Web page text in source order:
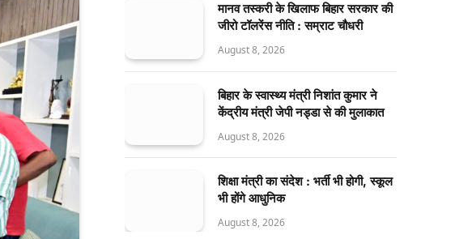
मानव तस्करी के खिलाफ बिहार सरकार की
जीरो टॉलरेंस नीति : सम्राट चौधरी
August 8, 2026
बिहार के स्वास्थ्य मंत्री निशांत कुमार ने
केंद्रीय मंत्री जेपी नड्डा से की मुलाकात
August 8, 2026
शिक्षा मंत्री का संदेश : भर्ती भी होगी, स्कूल
भी होंगे आधुनिक
August 8, 2026